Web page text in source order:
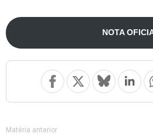
NOTA
Matéria anterior